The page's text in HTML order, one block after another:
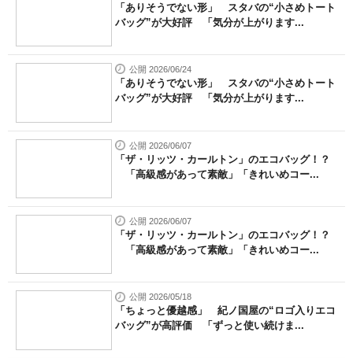
「ありそうでない形」 スタバの“小さめトート
バッグ”が大好評 「気分が上がります...
公開 2026/06/24
「ありそうでない形」 スタバの“小さめトート
バッグ”が大好評 「気分が上がります...
公開 2026/06/07
「ザ・リッツ・カールトン」のエコバッグ！？
「高級感があって素敵」「きれいめコー...
公開 2026/06/07
「ザ・リッツ・カールトン」のエコバッグ！？
「高級感があって素敵」「きれいめコー...
公開 2026/05/18
「ちょっと優越感」 紀ノ国屋の“ロゴ入りエコ
バッグ”が高評価 「ずっと使い続けま...